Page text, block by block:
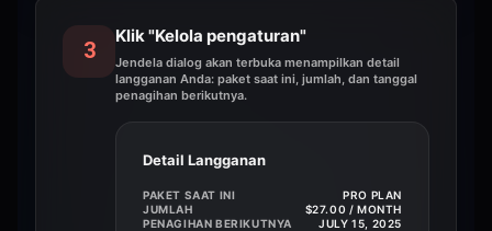
3
Klik "Kelola pengaturan"
Jendela dialog akan terbuka menampilkan detail
langganan Anda: paket saat ini, jumlah, dan tanggal
penagihan berikutnya.
Detail Langganan
PAKET SAAT INI
PRO PLAN
JUMLAH
$27.00 / MONTH
PENAGIHAN BERIKUTNYA
JULY 15, 2025